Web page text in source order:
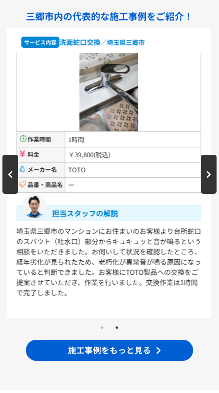
洗面化粧台用水栓金具
TLHG30ES TLHG30ERZ
TLHG31AEFR TLHG31AEFZ TLHG30EGR
TLS05301J TLS05301Z TLG05301J TLG05301Z
TLC32ERZ LF-E345SYCN
TBV03401J1 TBV03401Z1
洗面化粧台
VシリーズLMPB060A1GDC1G+LDPB060BAGEN2
VシリーズLMPB075A1GDC1G+LDPB075BAGEN2
VシリーズLMPB075A3GDC1G+LDPB075BAGEN2
VシリーズLMPB075B1GDC1G+LDPB075BAGEN2
浴室
シンラ サザナ
キッチン
三郷市内の代表的な施工事例をご紹介！
サービス内容 洗面蛇口交換／埼玉県三郷市
作業時間
￥43,200(税込)
メーカー名
品番・商品名
担当スタッフの解説
埼玉県三郷市の戸建てにお住いのお客様より、洗面蛇口のホ
ースから水漏れが起こっているとのご相談をいただきまし
た。ご使用状況についてお伺いしたところ、使い始めて8～
9年ほど経過しているとのことでした。蛇口ホースの寿命は
5年程度、蛇口自体の寿命も10年程度ですので、蛇口本体の
交換をご提案させていただきました。LIXILのホース収納式
シングルレバーシャワー混合水栓（SF-810SYU-ESM）への
施工事例をもっと見る